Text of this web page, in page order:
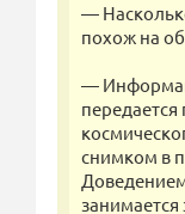
—
похож на
—
снимком в